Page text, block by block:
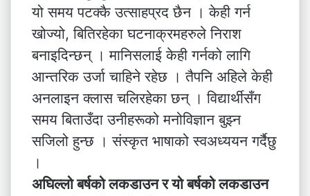
यो समय पटक्कै उत्साहप्रद छैन । केही गर्न
खोज्यो, बितिरहेका घटनाक्रमहरुले निराश
बनाइदिन्छन् । मानिसलाई केही गर्नको लागि
आन्तरिक उर्जा चाहिने रहेछ । तैपनि अहिले केही
अनलाइन क्लास चलिरहेका छन् । विद्यार्थीसँग
समय बिताउँदा उनीहरूको मनोविज्ञान बुझ्न
सजिलो हुन्छ । संस्कृत भाषाको स्वअध्ययन गर्दैछु
।
अघिल्लो बर्षको लकडाउन र यो बर्षको लकडाउन